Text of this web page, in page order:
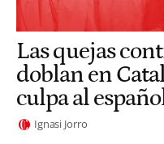
Las quejas
doblan en
culpa al
Ignasi Jorro